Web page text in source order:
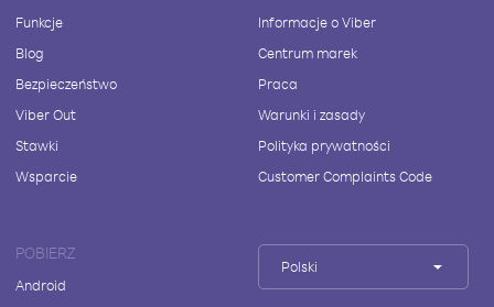
Funkcje
Blog
Bezpieczeństwo
Viber Out
Stawki
Wsparcie
Informacje o Viber
Centrum marek
Praca
Warunki i zasady
Polityka prywatności
Customer Complaints Code
POBIERZ
Android
Polski